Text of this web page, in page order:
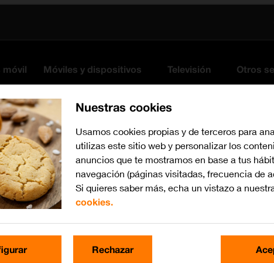
móvil Móviles y dispositivos Televisión Otros
Nuestras cookies
Usamos cookies propias y de terceros para
utilizas este sitio web y personalizar los
anuncios que te mostramos en base a tus
navegación (páginas visitadas, frecuencia de
Si quieres saber más, echa un vistazo a
cookies.
Rechazar